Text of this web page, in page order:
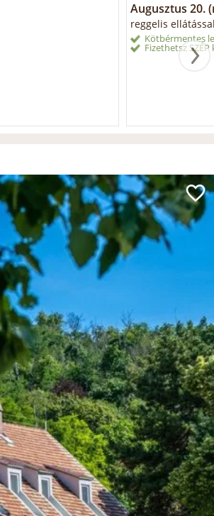
Augusztus 20.
reggelis
Kötbérmentes
Fizethetsz